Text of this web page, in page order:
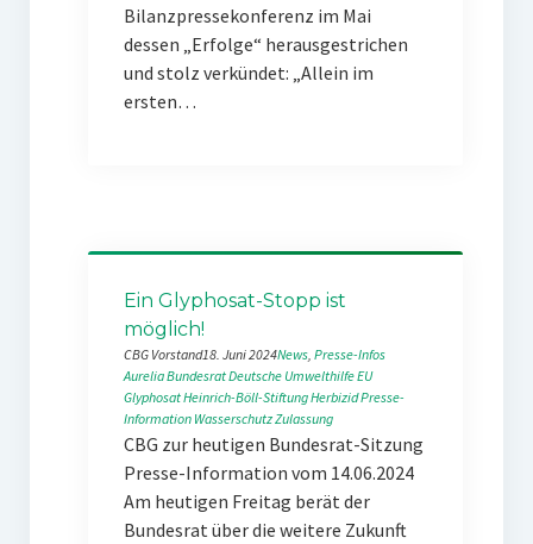
Bilanzpressekonferenz im Mai
dessen „Erfolge“ herausgestrichen
und stolz verkündet: „Allein im
ersten…
Ein Glyphosat-Stopp ist
möglich!
CBG Vorstand18. Juni 2024News, Presse-Infos
AureliaBundesratDeutsche UmwelthilfeEU
GlyphosatHeinrich-Böll-StiftungHerbizidPresse-
Information WasserschutzZulassung
CBG zur heutigen Bundesrat-Sitzung
Presse-Information vom 14.06.2024
Am heutigen Freitag berät der
Bundesrat über die weitere Zukunft